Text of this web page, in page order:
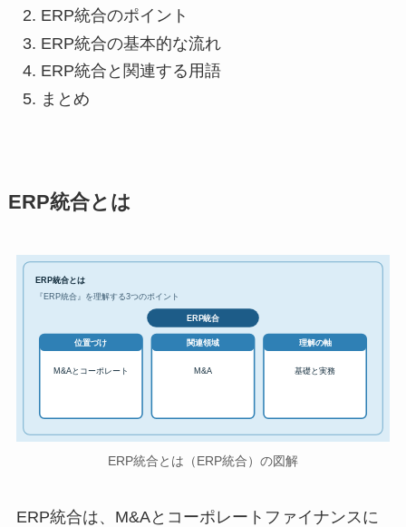
ERP統合のポイント
ERP統合の基本的な流れ
ERP統合と関連する用語
まとめ
ERP統合とは
ERP統合とは
『ERP統合』を理解する3つのポイント
ERP統合
位置づけ
M&Aとコーポレート
関連領域
M&A
理解の軸
基礎と実務
ERP統合とは（ERP統合）の図解
ERP統合は、M&Aとコーポレートファイナンスに